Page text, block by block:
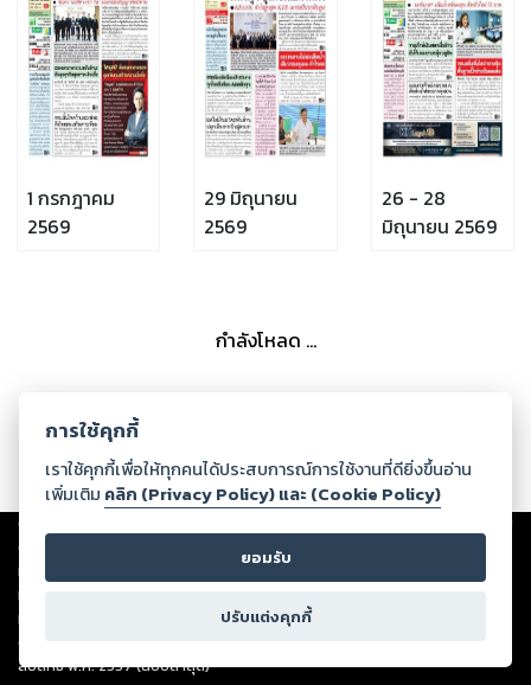
1 กรกฎาคม
2569
29 มิถุนายน
2569
26 - 28
มิถุนายน 2569
กำลังโหลด ...
Copyright ©
ต่อผลงานหรือเนื้อหาใดที่อัปโหลดผ่านเว็บไซต์และปรากฏว่าละเมิดสิทธิใน
ทรัพย์สินทางปัญญาของบุคคลอื่นหรือขัดต่อกฎหมายและศีลธรรม ดังนั้น ผู้อ่าน
ทุกท่านโปรดใช้วิจารณญาณในการกลั่นกรองด้วยตนเอง และหากท่านพบว่าส่วน
หนึ่งส่วนใดขัดต่อกฎหมายและศีลธรรม กรุณาแจ้งมายังบริษัท เพื่อทีมงานจะได้
ดำเนินการในทันที ทั้งนี้ ทางสตอรี่ล็อกขอสงวนลิขสิทธิ์ตามพระราชบัญญัติ
ลิขสิทธิ์ พ.ศ. 2537 (ฉบับล่าสุด)
การใช้คุกกี้
เราใช้คุกกี้เพื่อให้ทุกคนได้ประสบการณ์การใช้งานที่ดียิ่งขึ้นอ่าน
เพิ่มเติม คลิก (Privacy Policy) และ (Cookie Policy)
ยอมรับ
ปรับแต่งคุกกี้